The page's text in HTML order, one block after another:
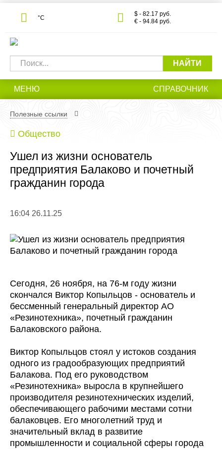
°С
$ - 82.17 руб.
€ - 94.84 руб.
НАЙТИ
МЕНЮ СПРАВОЧНИК
Полезные ссылки
Общество
Ушел из жизни основатель
предприятия Балаково и почетный
гражданин города
16:04 26.11.25
Сегодня, 26 ноября, на 76-м году жизни
скончался Виктор Копыльцов - основатель и
бессменный генеральный директор АО
«Резинотехника», почетный гражданин
Балаковского района.
Виктор Копыльцов стоял у истоков создания
одного из градообразующих предприятий
Балакова. Под его руководством
«Резинотехника» выросла в крупнейшего
производителя резинотехнических изделий,
обеспечивающего рабочими местами сотни
балаковцев. Его многолетний труд и
значительный вклад в развитие
промышленности и социальной сферы города